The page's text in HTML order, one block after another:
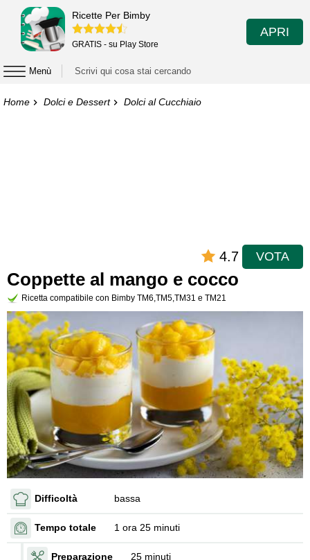
Ricette Per Bimby
GRATIS - su Play Store
APRI
Menù
Home Dolci e Dessert Dolci al Cucchiaio
4.7 VOTA
Coppette al mango e cocco
Ricetta compatibile con Bimby TM6,TM5,TM31 e TM21
Difficoltà bassa
Tempo totale 1 ora 25 minuti
Preparazione 25 minuti